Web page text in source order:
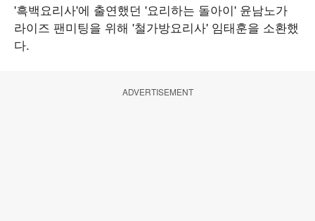
'흑백요리사'에 출연했던 '요리하는 돌아이' 윤남노가
라이즈 팬미팅을 위해 '철가방요리사' 임태훈을 소환했
다.
ADVERTISEMENT